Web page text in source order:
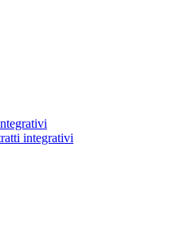
integrativi